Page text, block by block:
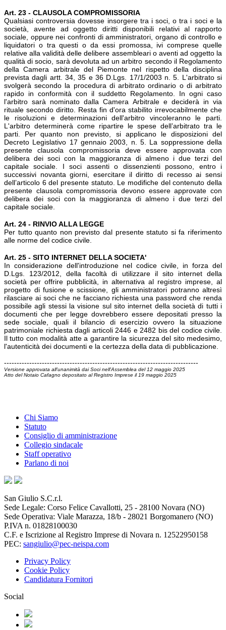
Art. 23 - CLAUSOLA COMPROMISSORIA
Qualsiasi controversia dovesse insorgere tra i soci, o tra i soci e la
società, avente ad oggetto diritti disponibili relativi al rapporto
sociale, oppure nei confronti di amministratori, organo di controllo e
liquidatori o tra questi o da essi promossa, ivi comprese quelle
relative alla validità delle delibere assembleari o aventi ad oggetto la
qualità di socio, sarà devoluta ad un arbitro secondo il Regolamento
della Camera arbitrale del Piemonte nel rispetto della disciplina
prevista dagli artt. 34, 35 e 36 D.Lgs. 17/1/2003 n. 5. L'arbitrato si
svolgerà secondo la procedura di arbitrato ordinario o di arbitrato
rapido in conformità con il suddetto Regolamento. In ogni caso
l'arbitro sarà nominato dalla Camera Arbitrale e deciderà in via
rituale secondo diritto. Resta fin d'ora stabilito irrevocabilmente che
le risoluzioni e determinazioni dell'arbitro vincoleranno le parti.
L'arbitro determinerà come ripartire le spese dell’arbitrato tra le
parti. Per quanto non previsto, si applicano le disposizioni del
Decreto Legislativo 17 gennaio 2003, n. 5. La soppressione della
presente clausola compromissoria deve essere approvata con
delibera dei soci con la maggioranza di almeno i due terzi del
capitale sociale. I soci assenti o dissenzienti possono, entro i
successivi novanta giorni, esercitare il diritto di recesso ai sensi
dell’articolo 6 del presente statuto. Le modifiche del contenuto della
presente clausola compromissoria devono essere approvate con
delibera dei soci con la maggioranza di almeno i due terzi del
capitale sociale.
Art. 24 - RINVIO ALLA LEGGE
Per tutto quanto non previsto dal presente statuto si fa riferimento
alle norme del codice civile.
Art. 25 - SITO INTERNET DELLA SOCIETA'
In considerazione dell'introduzione nel codice civile, in forza del
D.Lgs. 123/2012, della facoltà di utilizzare il sito internet della
società per offrire pubblicità, in alternativa al registro imprese, al
progetto di fusione e scissione, gli amministratori potranno altresì
rilasciare ai soci che ne facciano richiesta una password che renda
possibile agli stessi la visione sul sito internet della società di tutti i
documenti che per legge dovrebbero essere depositati presso la
sede sociale, quali il bilancio di esercizio ovvero la situazione
patrimoniale richiesta dagli articoli 2446 e 2482 bis del codice civile.
Il tutto con modalità atte a garantire la sicurezza del sito medesimo,
l'autenticità dei documenti e la certezza della data di pubblicazione.
-----------------------------------------------------------------------------
Versione approvata all'unanimità dai Soci nell'Assemblea del 12 maggio 2025
Atto del Notaio Cafagno depositato al Registro Imprese il 19 maggio 2025
Chi Siamo
Statuto
Consiglio di amministrazione
Collegio sindacale
Staff operativo
Parlano di noi
San Giulio S.C.r.l.
Sede Legale: Corso Felice Cavallotti, 25 - 28100 Novara (NO)
Sede Operativa: Viale Marazza, 18/b - 28021 Borgomanero (NO)
P.IVA n. 01828100030
C.F. e Iscrizione al Registro Imprese di Novara n. 12522950158
PEC: sangiulio@pec-neispa.com
Privacy Policy
Cookie Policy
Candidatura Fornitori
Social